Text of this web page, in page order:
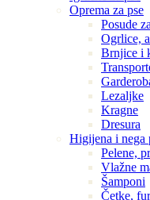
Oprema za pse
Posude
Ogrlice,
Brnjice i
Lezaljke
Kragne
Dresura
Higijena i nega
Pelene,
Vlažne
Šamponi
Četke,